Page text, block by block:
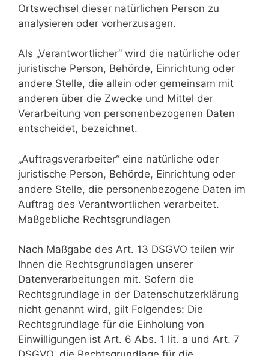
Ortswechsel dieser natürlichen Person zu
analysieren oder vorherzusagen.
Als „Verantwortlicher“ wird die natürliche oder
juristische Person, Behörde, Einrichtung oder
andere Stelle, die allein oder gemeinsam mit
anderen über die Zwecke und Mittel der
Verarbeitung von personenbezogenen Daten
entscheidet, bezeichnet.
„Auftragsverarbeiter“ eine natürliche oder
juristische Person, Behörde, Einrichtung oder
andere Stelle, die personenbezogene Daten im
Auftrag des Verantwortlichen verarbeitet.
Maßgebliche Rechtsgrundlagen
Nach Maßgabe des Art. 13 DSGVO teilen wir
Ihnen die Rechtsgrundlagen unserer
Datenverarbeitungen mit. Sofern die
Rechtsgrundlage in der Datenschutzerklärung
nicht genannt wird, gilt Folgendes: Die
Rechtsgrundlage für die Einholung von
Einwilligungen ist Art. 6 Abs. 1 lit. a und Art. 7